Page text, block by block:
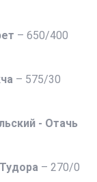
– 650/400
– 575/30
- Отачь
– 270/0